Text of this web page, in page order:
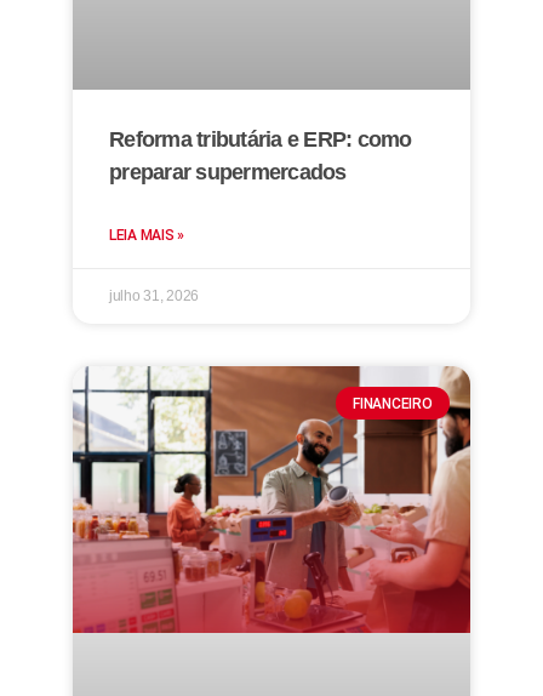
Reforma tributária e ERP: como
preparar supermercados
LEIA MAIS »
julho 31, 2026
FINANCEIRO